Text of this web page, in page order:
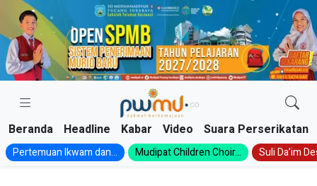
Skip
content
Beranda Headline Kabar Video Suara Perserikatan
Pertemuan Ikwam dan... Mudipat Children Choir... Suli Da’im